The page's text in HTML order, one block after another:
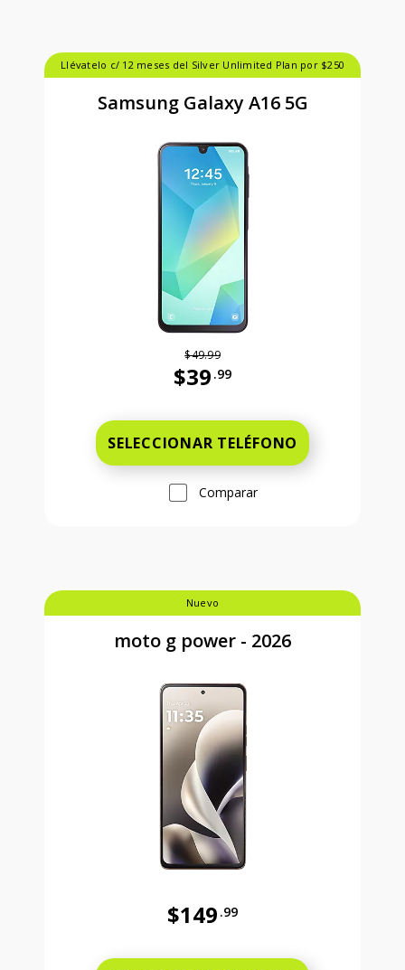
Llévatelo c/ 12 meses del Silver Unlimited Plan por $250
Samsung Galaxy A16 5G
$49.99
$39 .99
SELECCIONAR TELÉFONO
Comparar
Nuevo
moto g power - 2026
$149 .99